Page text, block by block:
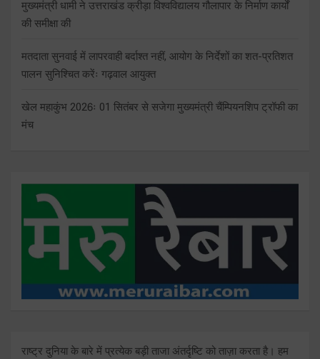
मुख्यमंत्री धामी ने उत्तराखंड क्रीड़ा विश्वविद्यालय गौलापार के निर्माण कार्यों
की समीक्षा की
मतदाता सुनवाई में लापरवाही बर्दाश्त नहीं, आयोग के निर्देशों का शत-प्रतिशत
पालन सुनिश्चित करेंः गढ़वाल आयुक्त
खेल महाकुंभ 2026ः 01 सितंबर से सजेगा मुख्यमंत्री चैंम्पियनशिप ट्रॉफी का
मंच
राष्ट्र दुनिया के बारे में प्रत्येक बड़ी ताजा अंतर्दृष्टि को ताज़ा करता है। हम